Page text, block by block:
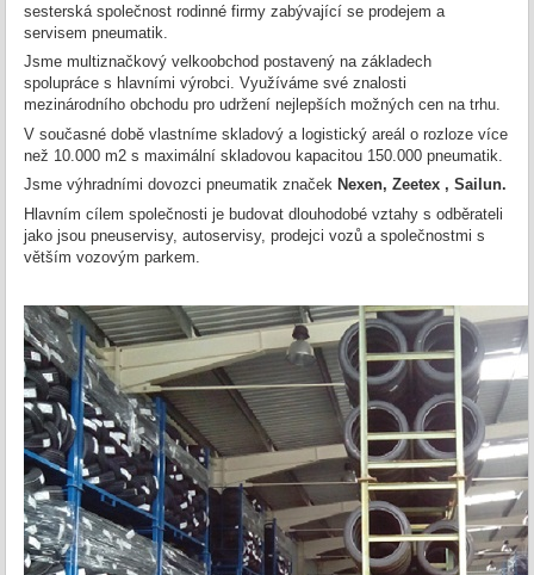
sesterská společnost rodinné firmy zabývající se prodejem a
servisem pneumatik.
Jsme multiznačkový velkoobchod postavený na základech
spolupráce s hlavními výrobci. Využíváme své znalosti
mezinárodního obchodu pro udržení nejlepších možných cen na trhu.
V současné době vlastníme skladový a logistický areál o rozloze více
než 10.000 m2 s maximální skladovou kapacitou 150.000 pneumatik.
Jsme výhradními dovozci pneumatik značek Nexen, Zeetex , Sailun.
Hlavním cílem společnosti je budovat dlouhodobé vztahy s odběrateli
jako jsou pneuservisy, autoservisy, prodejci vozů a společnostmi s
větším vozovým parkem.